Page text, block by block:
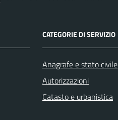
CATEGORIE DI SERVIZIO
Anagrafe e stato civile
Autorizzazioni
Catasto e urbanistica